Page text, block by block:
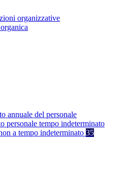
organizzative
annuale del personale
personale tempo indeterminato
a tempo indeterminato 35